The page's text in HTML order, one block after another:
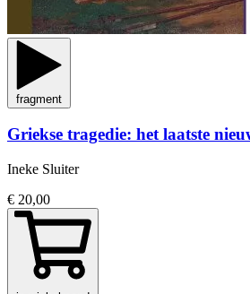
fragment
Griekse tragedie: het laatste
Ineke Sluiter
€ 20,00